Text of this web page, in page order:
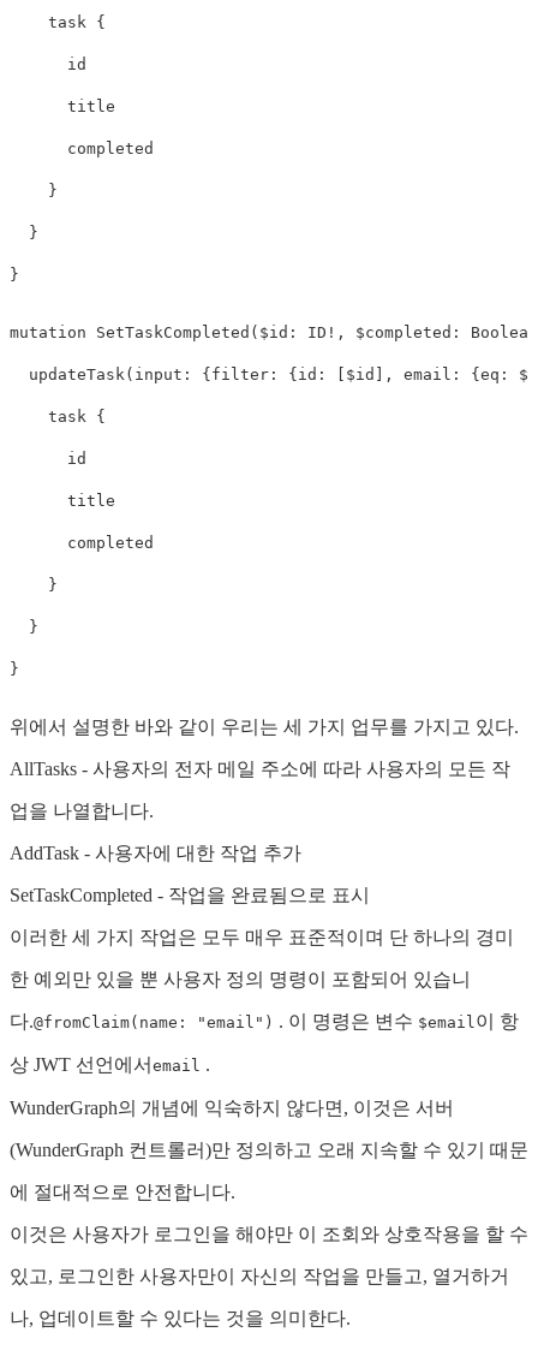
task {
id
title
completed
}
}
}
mutation SetTaskCompleted ( $id : ID !, $completed : Boolean
updateTask( input : { filter : { id : $id ], email : { eq :
task {
id
title
completed
}
}
}
위에서 설명한 바와 같이 우리는 세 가지 업무를 가지고 있다.
AllTasks - 사용자의 전자 메일 주소에 따라 사용자의 모든 작
업을 나열합니다.
AddTask - 사용자에 대한 작업 추가
SetTaskCompleted - 작업을 완료됨으로 표시
이러한 세 가지 작업은 모두 매우 표준적이며 단 하나의 경미
한 예외만 있을 뿐 사용자 정의 명령이 포함되어 있습니
다.@fromClaim(name: "email") . 이 명령은 변수 $email이 항
상 JWT 선언에서 email .
WunderGraph의 개념에 익숙하지 않다면, 이것은 서버
(WunderGraph 컨트롤러)만 정의하고 오래 지속할 수 있기 때문
에 절대적으로 안전합니다.
이것은 사용자가 로그인을 해야만 이 조회와 상호작용을 할 수
있고, 로그인한 사용자만이 자신의 작업을 만들고, 열거하거
나, 업데이트할 수 있다는 것을 의미한다.